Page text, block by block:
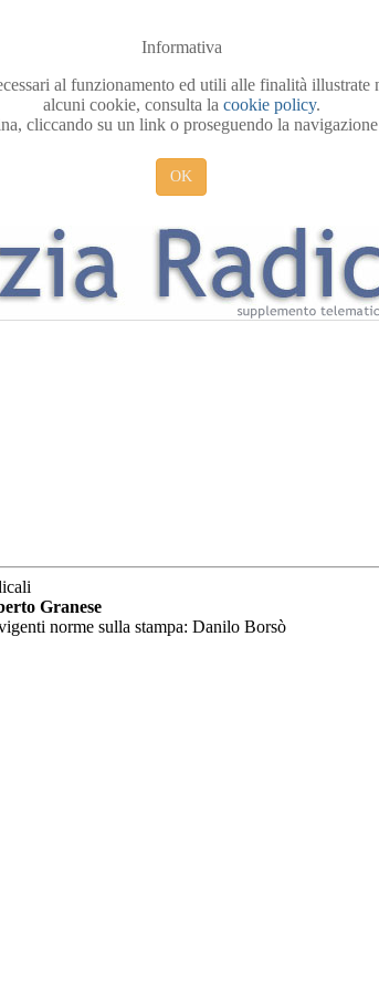
Informativa
al funzionamento ed utili alle finalità
alcuni cookie, consulta la cookie policy.
cliccando su un link o proseguendo la
OK
Granese
norme sulla stampa: Danilo Borsò